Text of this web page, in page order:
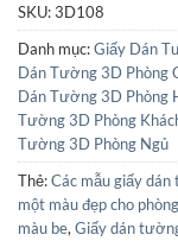
SKU:3D108
Danh mục:Giấy Dán
Dán Tường 3D Phòng
Dán Tường 3D Phòng
Tường 3D Phòng
Tường 3D Phòng Ngủ
Thẻ:Các mẫu giấy
một màu đẹp cho
màu be, Giấy dán